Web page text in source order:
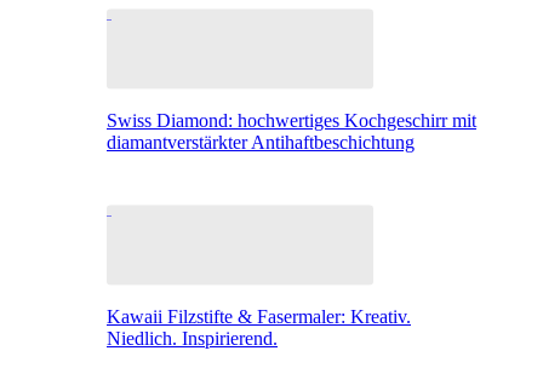
Swiss Diamond: hochwertiges Kochgeschirr mit
diamantverstärkter Antihaftbeschichtung
Kawaii Filzstifte & Fasermaler: Kreativ.
Niedlich. Inspirierend.